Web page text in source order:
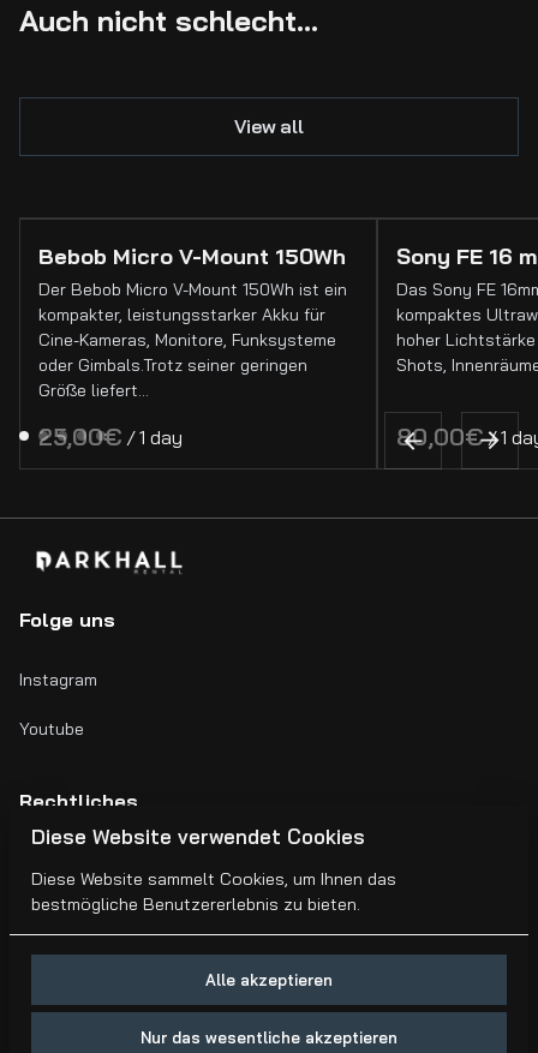
Auch nicht schlecht...
View all
Bebob Micro V-Mount 150Wh
Der Bebob Micro V-Mount 150Wh ist ein
kompakter, leistungsstarker Akku für
Cine-Kameras, Monitore, Funksysteme
oder Gimbals.Trotz seiner geringen
Größe liefert…
/
Sony FE 16
Das Sony FE
kompaktes
hoher
Shots,
/
Folge uns
Instagram
Youtube
Rechtliches
AGB's
Diese Website verwendet Cookies
Diese Website sammelt Cookies, um Ihnen das
bestmögliche Benutzererlebnis zu bieten.
Alle akzeptieren
Nur das wesentliche akzeptieren